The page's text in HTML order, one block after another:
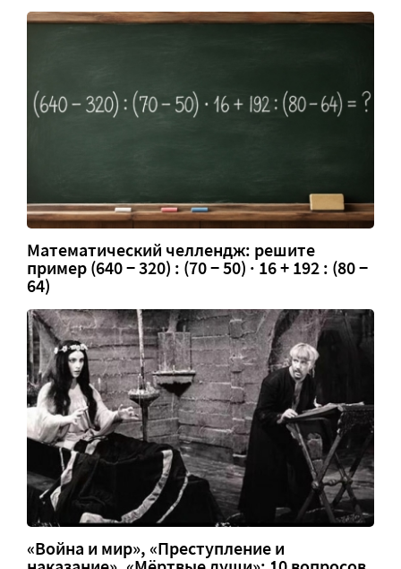
Математический челлендж: решите
пример (640 − 320) : (70 − 50) · 16 + 192 : (80 −
64)
«Война и мир», «Преступление и